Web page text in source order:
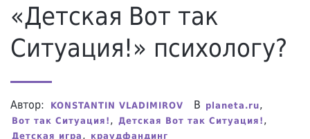
«Детская Вот так
Ситуация!» психологу?
Автор: KONSTANTIN VLADIMIROV В planeta.ru,
Вот так Ситуация! , Детская Вот так Ситуация! ,
Детская игра , краудфандинг